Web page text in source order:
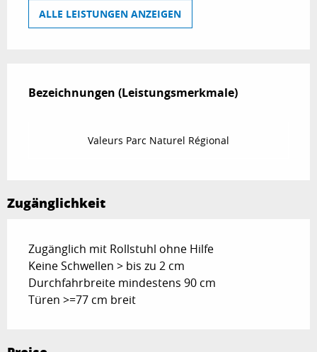
ALLE LEISTUNGEN ANZEIGEN
Bezeichnungen (Leistungsmerkmale)
Bezeichnungen (Leistungsmerkmale)
Valeurs Parc Naturel Régional
Zugänglichkeit
Zugänglich mit Rollstuhl ohne Hilfe
Keine Schwellen > bis zu 2 cm
Durchfahrbreite mindestens 90 cm
Türen >=77 cm breit